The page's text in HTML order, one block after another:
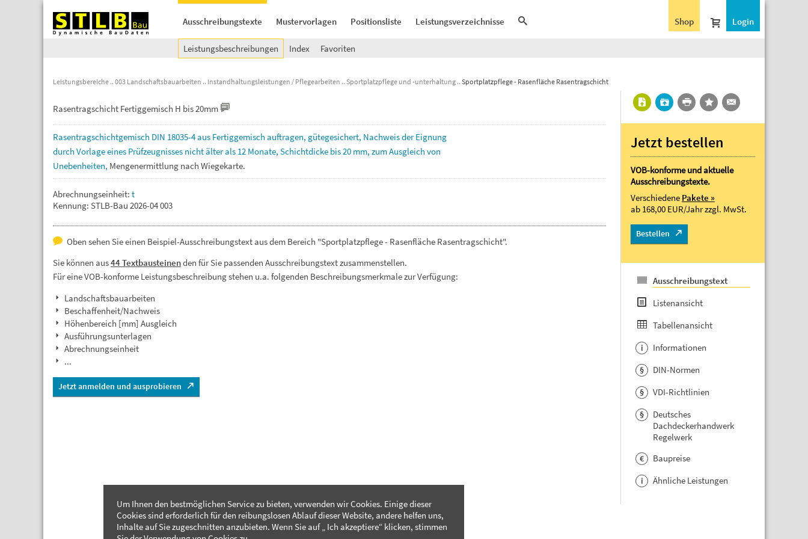
Ausschreibungstexte Mustervorlagen Positionsliste Leistungsverzeichnisse Login
Shop
Leistungsbeschreibungen Index Favoriten
Leistungsbereiche 003 Landschaftsbauarbeiten Instandhaltungsleistungen / Pflegearbeiten Sportplatzpflege und -unterhaltung Sportplatzpflege - Rasenfläche Rasentragschicht
Rasentragschicht Fertiggemisch H bis 20mm
Rasentragschichtgemisch DIN 18035-4aus Fertiggemisch auftragen, gütegesichert, NachweisderEignung
durch Vorlageeines Prüfzeugnisses nichtälterals 12 Monate, Schichtdicke bis20 mm, zumAusgleich von
Unebenheiten, Mengenermittlung nach Wiegekarte.
Abrechnungseinheit: t
Kennung: STLB-Bau 2026-04 003
Oben sehen Sie einen Beispiel-Ausschreibungstext aus dem Bereich "Sportplatzpflege - Rasenfläche Rasentragschicht".
Sie können aus44 Textbausteinenden für Sie passenden Ausschreibungstext zusammenstellen.
Für eine VOB-konforme Leistungsbeschreibung stehen u.a. folgenden Beschreibungsmerkmale zur Verfügung:
Landschaftsbauarbeiten
Beschaffenheit/Nachweis
Höhenbereich [mm] Ausgleich
Ausführungsunterlagen
Abrechnungseinheit
...
Jetzt anmelden und ausprobieren
Jetzt bestellen
VOB-konforme und aktuelle
Ausschreibungstexte.
Verschiedene Pakete »
ab 168,00 EUR/Jahrzzgl. MwSt.
Bestellen
Ausschreibungstext
Listenansicht
Tabellenansicht
i Informationen
§ DIN-Normen
§ VDI-Richtlinien
§
Deutsches
Dachdeckerhandwerk
Regelwerk
€ Baupreise
i Ähnliche Leistungen
Um Ihnen den bestmöglichen Service zu bieten, verwenden wir Cookies. Einige dieser
Cookies sind erforderlich für den reibungslosen Ablauf dieser Website, andere helfen uns,
Inhalte auf Sie zugeschnitten anzubieten. Wenn Sie auf „ Ich akzeptiere“ klicken, stimmen